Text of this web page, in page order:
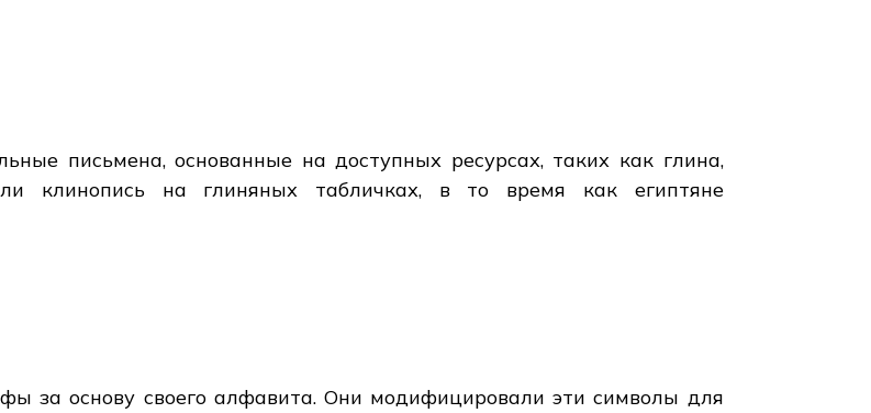
письмена, основанные на доступных ресурсах, таких как глина,
клинопись на глиняных табличках, в то время как египтяне
за основу своего алфавита. Они модифицировали эти символы для